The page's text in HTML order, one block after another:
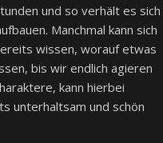
und so verhält es sich
Manchmal kann sich
wissen, worauf etwas
bis wir endlich agieren
kann hierbei
unterhaltsam und schön